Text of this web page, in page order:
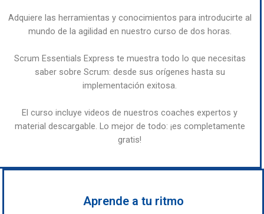
Adquiere las herramientas y conocimientos para introducirte al
mundo de la agilidad en nuestro curso de dos horas.
Scrum Essentials Express te muestra todo lo que necesitas
saber sobre Scrum: desde sus orígenes hasta su
implementación exitosa.
El curso incluye videos de nuestros coaches expertos y
material descargable. Lo mejor de todo: ¡es completamente
gratis!
Aprende a tu ritmo